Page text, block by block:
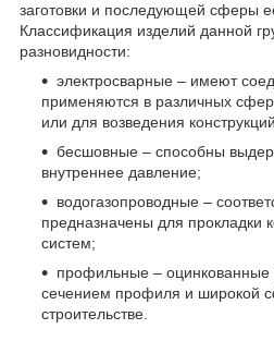
заготовки и последующей сферы
Классификация изделий данной
разновидности:
электросварные – имеют
применяются в различных
или для возведения
бесшовные – способны
внутреннее давление;
водогазопроводные –
предназначены для прокладки
систем;
профильные – оцинкованные
сечением профиля и широкой
строительстве.